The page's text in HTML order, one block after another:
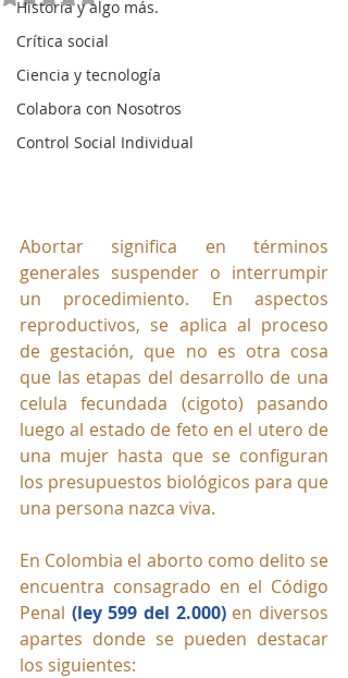
Historia y algo más.
Crítica social
Ciencia y tecnología
Colabora con Nosotros
Control Social Individual
Abortar significa en términos
generales suspender o interrumpir
un procedimiento. En aspectos
reproductivos, se aplica al proceso
de gestación, que no es otra cosa
que las etapas del desarrollo de una
celula fecundada (cigoto) pasando
luego al estado de feto en el utero de
una mujer hasta que se configuran
los presupuestos biológicos para que
una persona nazca viva.
En Colombia el aborto como delito se
encuentra consagrado en el Código
Penal (ley 599 del 2.000) en diversos
apartes donde se pueden destacar
los siguientes: